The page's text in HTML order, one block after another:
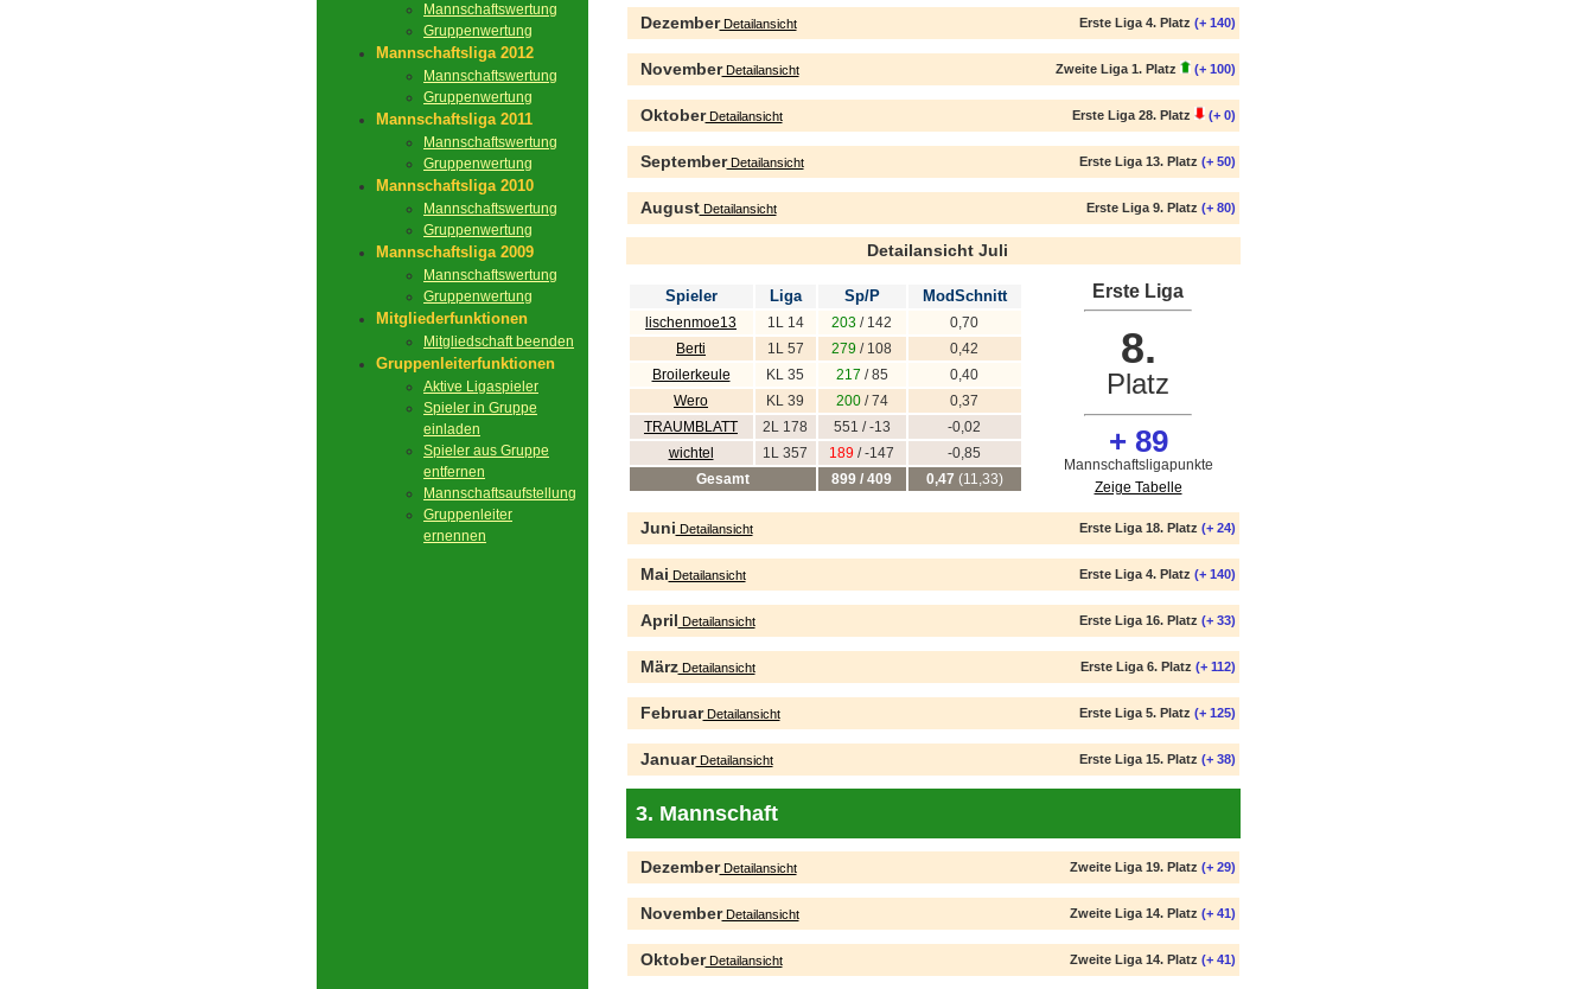
Mannschaftswertung
Gruppenwertung
Mannschaftsliga 2012
Mannschaftswertung
Gruppenwertung
Mannschaftsliga 2011
Mannschaftswertung
Gruppenwertung
Mannschaftsliga 2010
Mannschaftswertung
Gruppenwertung
Mannschaftsliga 2009
Mannschaftswertung
Gruppenwertung
Mitgliederfunktionen
Mitgliedschaft beenden
Gruppenleiterfunktionen
Aktive Ligaspieler
Spieler in Gruppe
einladen
Spieler aus Gruppe
entfernen
Mannschaftsaufstellung
Gruppenleiter
ernennen
DezemberDetailansicht Erste Liga 4. Platz (+ 140)
NovemberDetailansicht Zweite Liga 1. Platz (+ 100)
OktoberDetailansicht Erste Liga 28. Platz (+ 0)
SeptemberDetailansicht Erste Liga 13. Platz (+ 50)
AugustDetailansicht Erste Liga 9. Platz (+ 80)
Detailansicht Juli
Spieler Liga Sp/P ModSchnitt
lischenmoe13 1L 14 203 / 142
0,70
Berti
1L 57 279 / 108
0,42
Broilerkeule
KL 35 217 / 85
0,40
Wero
KL 39 200/ 74
0,37
TRAUMBLATT
2L 178 551 / -13
-0,02
wichtel
1L 357 189 / -147
-0,85
Gesamt
899 / 409 0,47 (11,33)
Erste Liga
8.
Platz
+ 89
Mannschaftsligapunkte
Zeige Tabelle
Juni Detailansicht Erste Liga 18. Platz (+ 24)
Mai Detailansicht Erste Liga 4. Platz (+ 140)
April Detailansicht Erste Liga 16. Platz (+ 33)
MärzDetailansicht Erste Liga 6. Platz (+ 112)
FebruarDetailansicht Erste Liga 5. Platz (+ 125)
JanuarDetailansicht Erste Liga 15. Platz (+ 38)
3. Mannschaft
DezemberDetailansicht Zweite Liga 19. Platz (+ 29)
NovemberDetailansicht Zweite Liga 14. Platz (+ 41)
OktoberDetailansicht Zweite Liga 14. Platz (+ 41)